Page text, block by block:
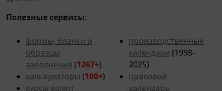
Полезные сервисы:
формы, бланки и
образцы
заполнения (1267+)
калькуляторы (100+)
курсы валют
производственные
календари (1998-
2025)
правовой
календарь